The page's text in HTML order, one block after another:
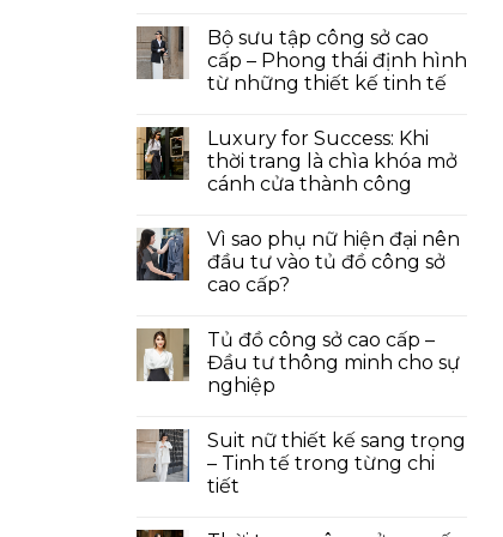
Bộ sưu tập công sở cao
cấp – Phong thái định hình
từ những thiết kế tinh tế
Luxury for Success: Khi
thời trang là chìa khóa mở
cánh cửa thành công
Vì sao phụ nữ hiện đại nên
đầu tư vào tủ đồ công sở
cao cấp?
Tủ đồ công sở cao cấp –
Đầu tư thông minh cho sự
nghiệp
Suit nữ thiết kế sang trọng
– Tinh tế trong từng chi
tiết